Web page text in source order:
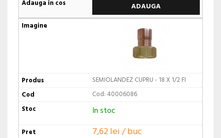
ADAUGA
SEMIOLANDEZ CUPRU - 18 X 1/2 FI
Cod: 40006086
In stoc
7,62 lei / buc